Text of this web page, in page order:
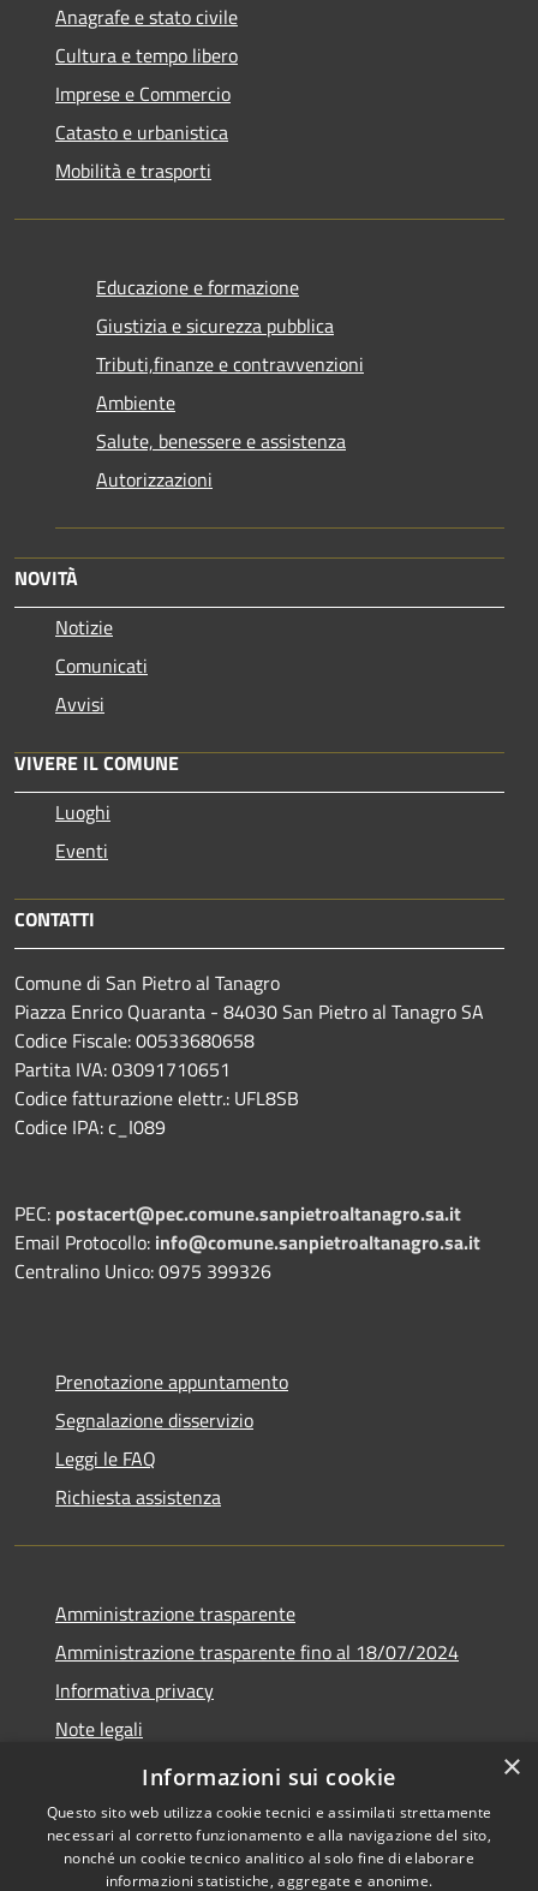
Anagrafe e stato civile
Cultura e tempo libero
Imprese e Commercio
Catasto e urbanistica
Mobilità e trasporti
Educazione e formazione
Giustizia e sicurezza pubblica
Tributi,finanze e contravvenzioni
Ambiente
Salute, benessere e assistenza
Autorizzazioni
NOVITÀ
Notizie
Comunicati
Avvisi
VIVERE IL COMUNE
Luoghi
Eventi
CONTATTI
Comune di San Pietro al Tanagro
Piazza Enrico Quaranta - 84030 San Pietro al Tanagro SA
Codice Fiscale: 00533680658
Partita IVA: 03091710651
Codice fatturazione elettr.: UFL8SB
Codice IPA: c_I089
PEC: postacert@pec.comune.sanpietroaltanagro.sa.it
Email Protocollo: info@comune.sanpietroaltanagro.sa.it
Centralino Unico: 0975 399326
Prenotazione appuntamento
Segnalazione disservizio
Leggi le FAQ
Richiesta assistenza
Amministrazione trasparente
Amministrazione trasparente fino al 18/07/2024
Informativa privacy
Note legali
Dichiarazione di accessibilità
×
Informazioni sui cookie
Questo sito web utilizza cookie tecnici e assimilati strettamente
necessari al corretto funzionamento e alla navigazione del sito,
nonché un cookie tecnico analitico al solo fine di elaborare
informazioni statistiche, aggregate e anonime.